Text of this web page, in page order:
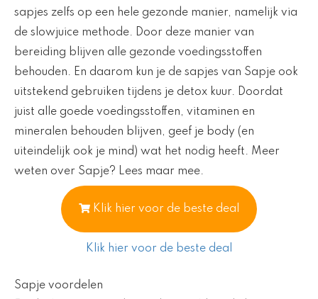
sapjes zelfs op een hele gezonde manier, namelijk via
de slowjuice methode. Door deze manier van
bereiding blijven alle gezonde voedingsstoffen
behouden. En daarom kun je de sapjes van Sapje ook
uitstekend gebruiken tijdens je detox kuur. Doordat
juist alle goede voedingsstoffen, vitaminen en
mineralen behouden blijven, geef je body (en
uiteindelijk ook je mind) wat het nodig heeft. Meer
weten over Sapje? Lees maar mee.
Klik hier voor de beste deal
Klik hier voor de beste deal
Sapje voordelen